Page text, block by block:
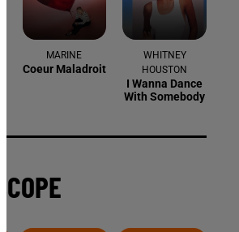
3 août 2026
Sauvage'On Festival : une première
édition électro attendue au cœur...
3 août 2026